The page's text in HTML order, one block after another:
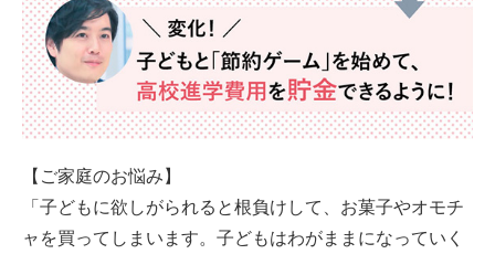
【ご家庭のお悩み】
「子どもに欲しがられると根負けして、お菓子やオモチ
ャを買ってしまいます。子どもはわがままになっていく